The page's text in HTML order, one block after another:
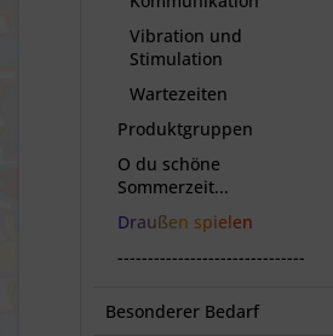
Vibration und
Stimulation
Wartezeiten
Produktgruppen
O du schöne
Sommerzeit...
Draußen spielen
-------------------------------
Besonderer Bedarf